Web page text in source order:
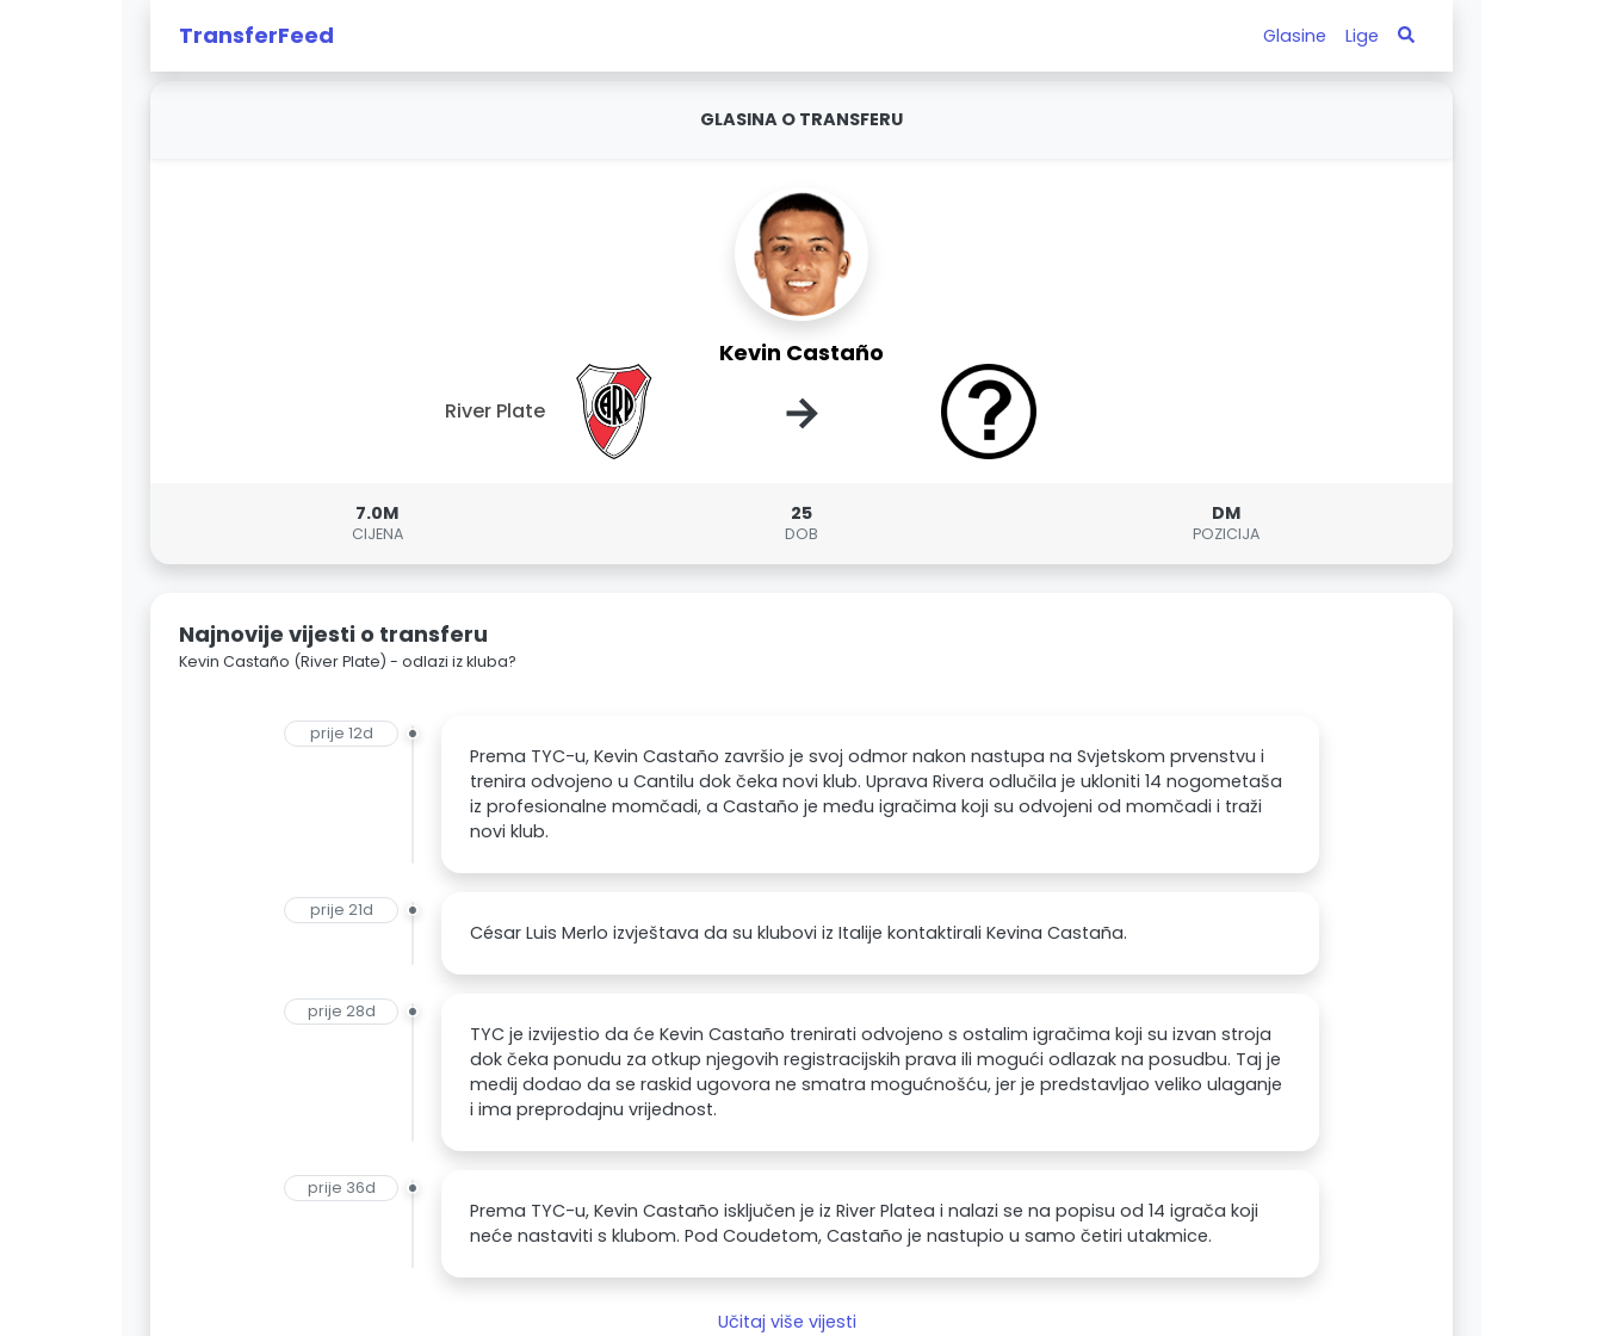
TransferFeed Glasine Lige
GLASINA O TRANSFERU
Kevin Castaño
River Plate →
7.0M
CIJENA
25
DOB
DM
POZICIJA
Najnovije vijesti o transferu
Kevin Castaño (River Plate) - odlazi iz kluba?
prije 12d
Prema TYC-u, Kevin Castaño završio je svoj odmor nakon nastupa na Svjetskom prvenstvu i
trenira odvojeno u Cantilu dok čeka novi klub. Uprava Rivera odlučila je ukloniti 14 nogometaša
iz profesionalne momčadi, a Castaño je među igračima koji su odvojeni od momčadi i traži
novi klub.
prije 21d
César Luis Merlo izvještava da su klubovi iz Italije kontaktirali Kevina Castaña.
prije 28d
TYC je izvijestio da će Kevin Castaño trenirati odvojeno s ostalim igračima koji su izvan stroja
dok čeka ponudu za otkup njegovih registracijskih prava ili mogući odlazak na posudbu. Taj je
medij dodao da se raskid ugovora ne smatra mogućnošću, jer je predstavljao veliko ulaganje
i ima preprodajnu vrijednost.
prije 36d
Prema TYC-u, Kevin Castaño isključen je iz River Platea i nalazi se na popisu od 14 igrača koji
neće nastaviti s klubom. Pod Coudetom, Castaño je nastupio u samo četiri utakmice.
Učitaj više vijesti